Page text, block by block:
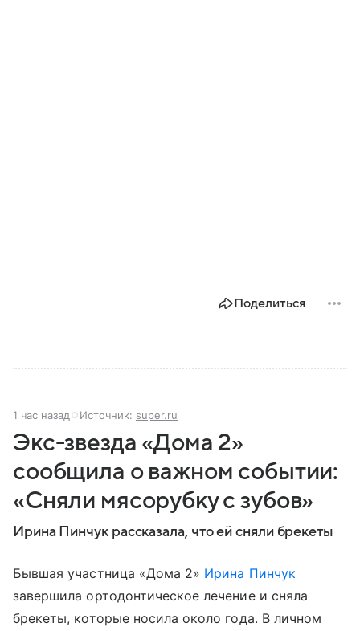
Поделиться
1 час назад Источник: super.ru
Экс-звезда «Дома 2»
сообщила о важном событии:
«Сняли мясорубку с зубов»
Ирина Пинчук рассказала, что ей сняли брекеты
Бывшая участница «Дома 2» Ирина Пинчук
завершила ортодонтическое лечение и сняла
брекеты, которые носила около года. В личном